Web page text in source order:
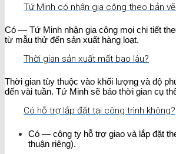
Tứ Minh có nhận gia công theo bản
Có — Tứ Minh nhận gia công mọi chi tiết
từ mẫu thử đến sản xuất hàng loạt.
Thời gian sản xuất mất bao lâu?
Thời gian tùy thuộc vào khối lượng và độ
đến vài tuần. Tứ Minh sẽ báo thời gian cụ
Có hỗ trợ lắp đặt tại công trình không?
Có — công ty hỗ trợ giao và lắp đặt
thuận riêng).